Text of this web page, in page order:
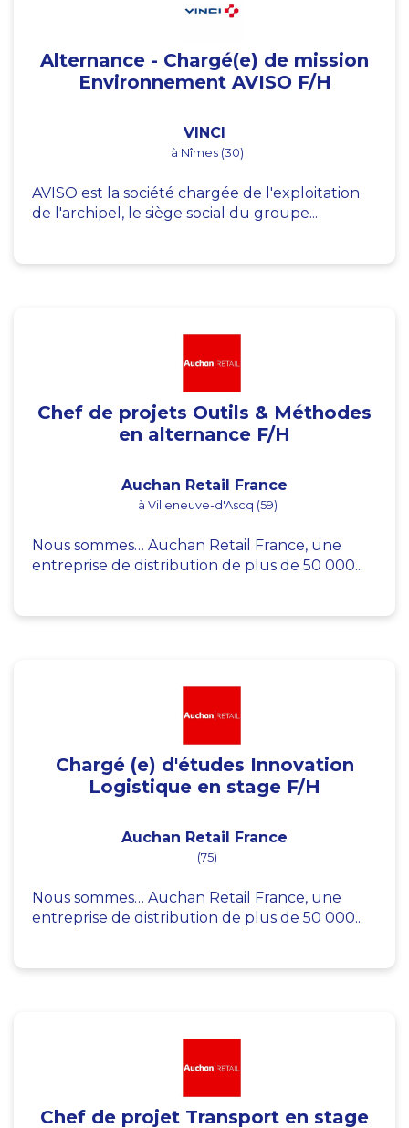
Alternance - Chargé(e) de mission
Environnement AVISO F/H
VINCI
à Nîmes (30)
AVISO est la société chargée de l'exploitation
de l'archipel, le siège social du groupe...
Chef de projets Outils & Méthodes
en alternance F/H
Auchan Retail France
à Villeneuve-d'Ascq (59)
Nous sommes… Auchan Retail France, une
entreprise de distribution de plus de 50 000...
Chargé (e) d'études Innovation
Logistique en stage F/H
Auchan Retail France
(75)
Nous sommes… Auchan Retail France, une
entreprise de distribution de plus de 50 000...
Chef de projet Transport en stage